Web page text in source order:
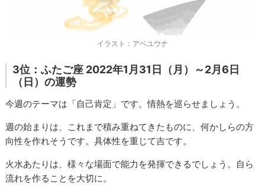
イラスト：アベユウナ
3位：ふたご座 2022年1月31日（月）～2月6日
（日）の運勢
今週のテーマは「自己肯定」です。情熱を巡らせましょう。
週の始まりは、これまで積み重ねてきたものに、何かしらの方
向性を作れそうです。具体性を重じて吉です。
火水あたりは、様々な場面で能力を発揮できるでしょう。自ら
流れを作ることを大切に。